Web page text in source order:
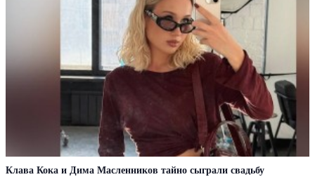
Клава Кока и Дима Масленников тайно сыграли свадьбу